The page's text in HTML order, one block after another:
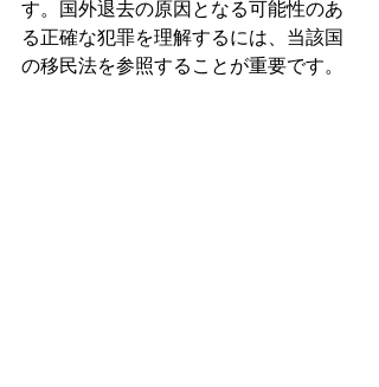
す。国外退去の原因となる可能性のあ
る正確な犯罪を理解するには、当該国
の移民法を参照することが重要です。